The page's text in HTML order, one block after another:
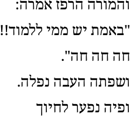
והמורה הרפז אמרה:
"באמת יש ממי ללמוד!!
חה חה חה".
ושפתה העבה נפלה.
ופיה נפער לחיוך